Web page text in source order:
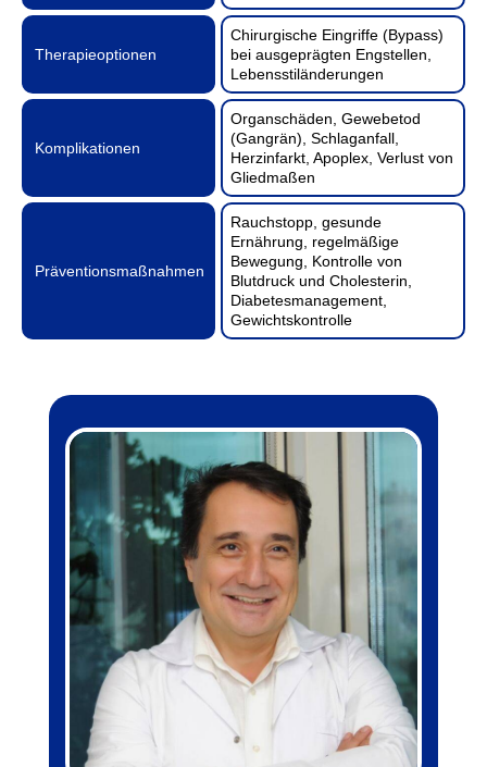
Therapieoptionen
Chirurgische Eingriffe (Bypass)
bei ausgeprägten Engstellen,
Lebensstiländerungen
Komplikationen
Organschäden, Gewebetod
(Gangrän), Schlaganfall,
Herzinfarkt, Apoplex, Verlust von
Gliedmaßen
Präventionsmaßnahmen
Rauchstopp, gesunde
Ernährung, regelmäßige
Bewegung, Kontrolle von
Blutdruck und Cholesterin,
Diabetesmanagement,
Gewichtskontrolle